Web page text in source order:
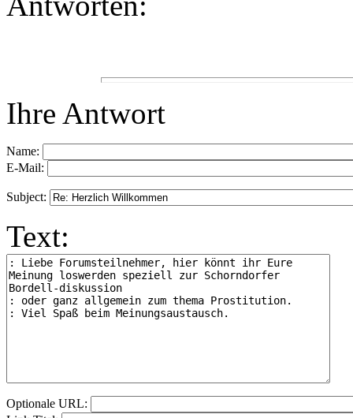
Ihre Antwort
Name:
E-Mail:
Subject:
Text:
Optionale URL: